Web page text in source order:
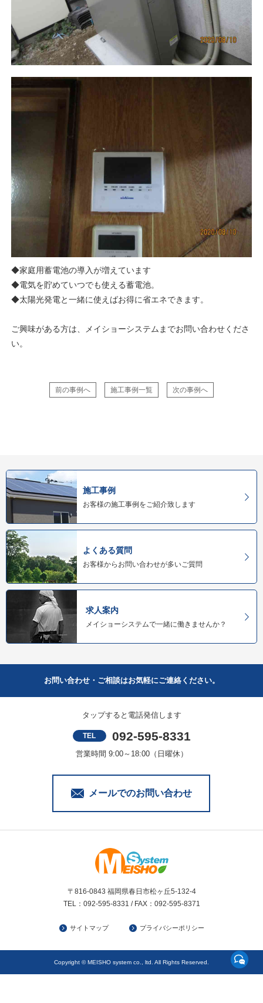
◆家庭用蓄電池の導入が増えています
◆電気を貯めていつでも使える蓄電池。
◆太陽光発電と一緒に使えばお得に省エネできます。
ご興味がある方は、メイショーシステムまでお問い合わせくださ
い。
前の事例へ 施工事例一覧 次の事例へ
施工事例
お客様の施工事例をご紹介致します
よくある質問
お客様からお問い合わせが多いご質問
求人案内
メイショーシステムで一緒に働きませんか？
お問い合わせ・ご相談はお気軽にご連絡ください。
タップすると電話発信します
TEL 092-595-8331
営業時間 9:00～18:00（日曜休）
メールでのお問い合わせ
〒816-0843 福岡県春日市松ヶ丘5-132-4
TEL：092-595-8331 / FAX：092-595-8371
サイトマップ プライバシーポリシー
Copyright © MEISHO system co., ltd. All Rights Reserved.